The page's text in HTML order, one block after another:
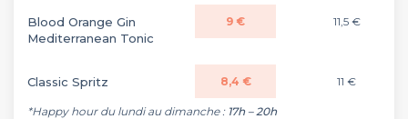
Blood Orange Gin
Mediterranean Tonic
9 € 11,5 €
Classic Spritz 8,4 € 11 €
*Happy hour du lundi au dimanche : 17h – 20h